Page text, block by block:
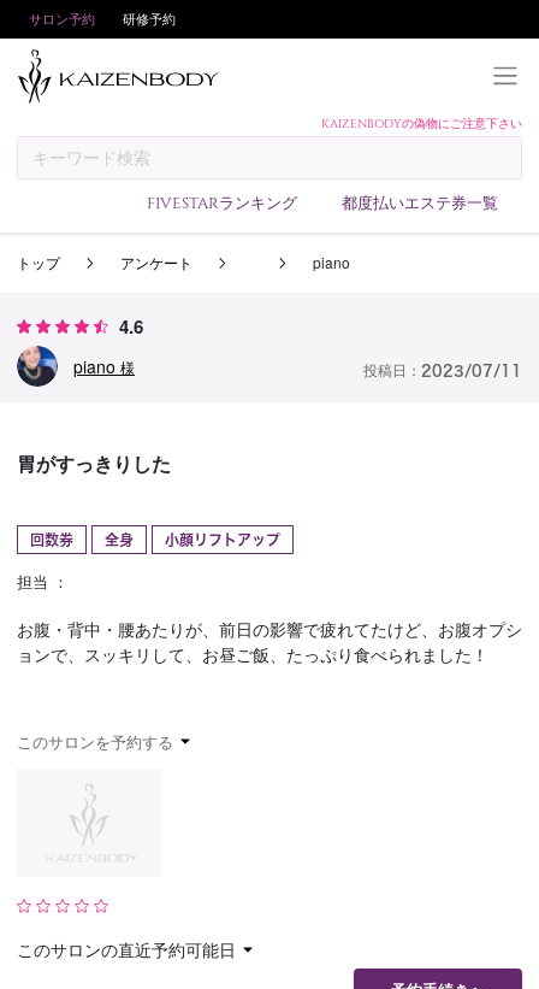
サロン予約 研修予約
KAIZENBODYの偽物にご注意下さい
FIVESTARランキング 都度払いエステ券一覧
予約方法
サロンランキング
お問い合わせ
トップ アンケート piano
4.6
piano 様 投稿日： 2023/07/11
胃がすっきりした
回数券 全身 小顔リフトアップ
担当 ：
お腹・背中・腰あたりが、前日の影響で疲れてたけど、お腹オプシ
ョンで、スッキリして、お昼ご飯、たっぷり食べられました！
このサロンを予約する
このサロンの直近予約可能日